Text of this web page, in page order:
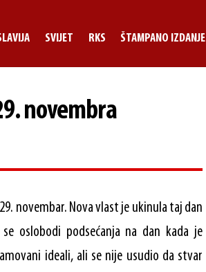
SVIJET RKS ŠTAMPANO IZDANJE
29. novembra
novembar. Nova vlast je ukinula taj dan
oslobodi podsećanja na dan kada je
ideali, ali se nije usudio da stvar